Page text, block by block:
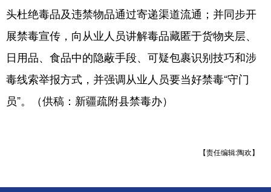
头杜绝毒品及违禁物品通过寄递渠道流通；并同步开
展禁毒宣传，向从业人员讲解毒品藏匿于货物夹层、
日用品、食品中的隐蔽手段、可疑包裹识别技巧和涉
毒线索举报方式，并强调从业人员要当好禁毒“守门
员”。（供稿：新疆疏附县禁毒办）
【责任编辑:陶欢】